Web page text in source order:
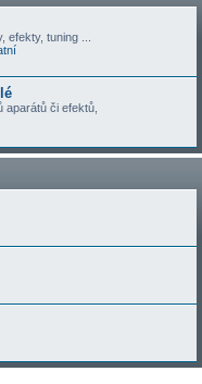
tuning ...
či efektů,